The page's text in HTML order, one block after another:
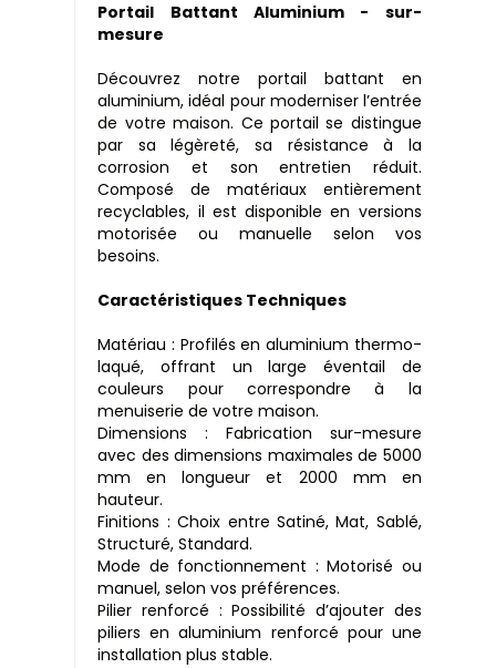
Portail Battant Aluminium - sur-
mesure
Découvrez notre portail battant en
aluminium, idéal pour moderniser l’entrée
de votre maison. Ce portail se distingue
par sa légèreté, sa résistance à la
corrosion et son entretien réduit.
Composé de matériaux entièrement
recyclables, il est disponible en versions
motorisée ou manuelle selon vos
besoins.
Caractéristiques Techniques
Matériau : Profilés en aluminium thermo-
laqué, offrant un large éventail de
couleurs pour correspondre à la
menuiserie de votre maison.
Dimensions : Fabrication sur-mesure
avec des dimensions maximales de 5000
mm en longueur et 2000 mm en
hauteur.
Finitions : Choix entre Satiné, Mat, Sablé,
Structuré, Standard.
Mode de fonctionnement : Motorisé ou
manuel, selon vos préférences.
Pilier renforcé : Possibilité d’ajouter des
piliers en aluminium renforcé pour une
installation plus stable.